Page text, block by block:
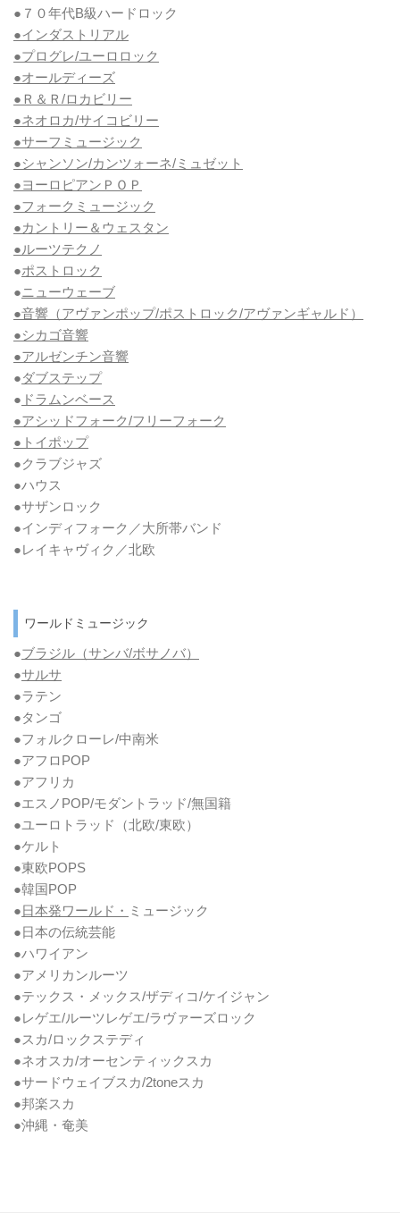
●７０年代B級ハードロック
●インダストリアル
●プログレ/ユーロロック
●オールディーズ
●Ｒ＆Ｒ/ロカビリー
●ネオロカ/サイコビリー
●サーフミュージック
●シャンソン/カンツォーネ/ミュゼット
●ヨーロピアンＰＯＰ
●フォークミュージック
●カントリー＆ウェスタン
●ルーツテクノ
●ポストロック
●ニューウェーブ
●音響（アヴァンポップ/ポストロック/アヴァンギャルド）
●シカゴ音響
●アルゼンチン音響
●ダブステップ
● ドラムンベース
●アシッドフォーク/フリーフォーク
●トイポップ
●クラブジャズ
●ハウス
●サザンロック
●インディフォーク／大所帯バンド
●レイキャヴィク／北欧
ワールドミュージック
●ブラジル（サンバ/ボサノバ）
●サルサ
●ラテン
●タンゴ
●フォルクローレ/中南米
●アフロPOP
●アフリカ
●エスノPOP/モダントラッド/無国籍
●ユーロトラッド（北欧/東欧）
●ケルト
●東欧POPS
●韓国POP
●日本発ワールド・ ミュージック
●日本の伝統芸能
●ハワイアン
●アメリカンルーツ
●テックス・メックス/ザディコ/ケイジャン
●レゲエ/ルーツレゲエ/ラヴァーズロック
●スカ/ロックステディ
●ネオスカ/オーセンティックスカ
●サードウェイブスカ/2toneスカ
●邦楽スカ
●沖縄・奄美